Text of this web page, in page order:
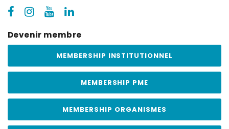
Devenir membre
MEMBERSHIP INSTITUTIONNEL
MEMBERSHIP PME
MEMBERSHIP ORGANISMES